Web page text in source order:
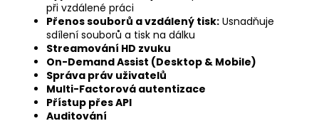
při vzdálené práci
Přenos souborů a vzdálený tisk: Usnadňuje
sdílení souborů a tisk na dálku
Streamování HD zvuku
On-Demand Assist (Desktop & Mobile)
Správa práv uživatelů
Multi-Factorová autentizace
Přístup přes API
Auditování